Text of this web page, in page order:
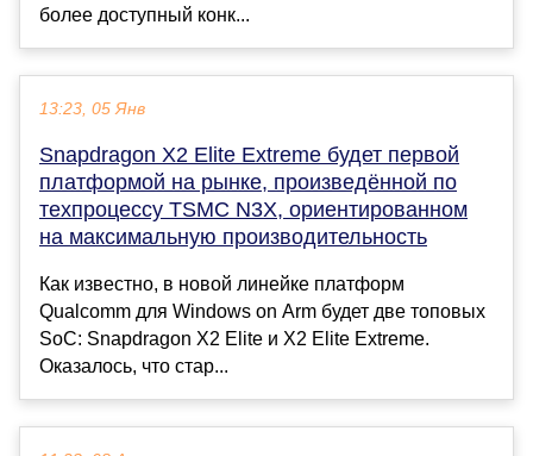
более доступный конк...
13:23, 05 Янв
Snapdragon X2 Elite Extreme будет первой
платформой на рынке, произведённой по
техпроцессу TSMC N3X, ориентированном
на максимальную производительность
Как известно, в новой линейке платформ
Qualcomm для Windows on Arm будет две топовых
SoC: Snapdragon X2 Elite и X2 Elite Extreme.
Оказалось, что стар...